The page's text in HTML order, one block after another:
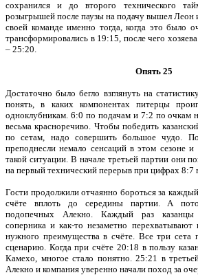
сохранился и до второго технического
розыгрышей после паузы на подачу вышел Леон
своей команде именно тогда, когда это было
трансформировались в 19:15, после чего
– 25:20.
Опять 25
Достаточно было бегло взглянуть на
понять, в каких компонентах питерцы
одноклубникам. 6:0 по подачам и 7:2 по очкам
весьма красноречиво. Чтобы победить
по сетам, надо совершить большое чудо.
преподнесли немало сенсаций в этом сезоне
такой ситуации. В начале третьей партии они
на первый технический перерыв при цифрах 8:7
Гости продолжили отчаянно бороться за
счёте вплоть до середины партии. А
подопечных Алекно. Каждый раз казанцы
соперника и как-то незаметно
нужного преимущества в счёте. Все три
сценарию. Когда при счёте 20:18 в пользу
Камехо, многое стало понятно. 25:21 в
Алекно и компания уверенно начали поход за